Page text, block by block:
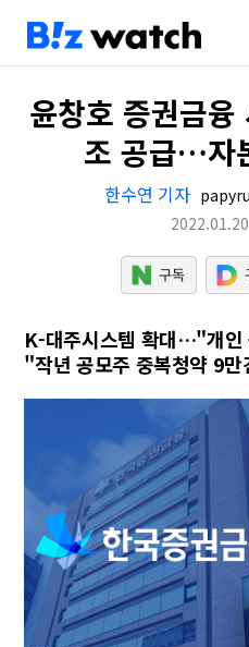
윤창호 증권금
조 공급…자
한수연 기자
2022.01.20
K-대주시스템 확대…"개인
"작년 공모주 중복청약 9